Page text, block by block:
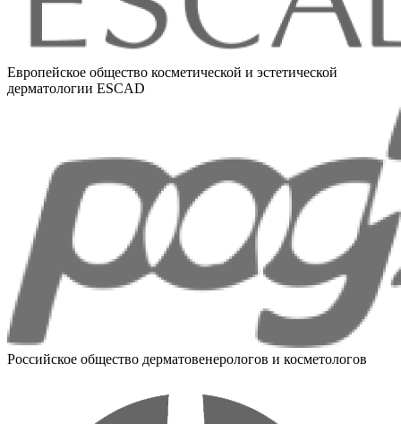
Европейское общество косметической и эстетической
дерматологии ESCAD
Российское общество дерматовенерологов и косметологов